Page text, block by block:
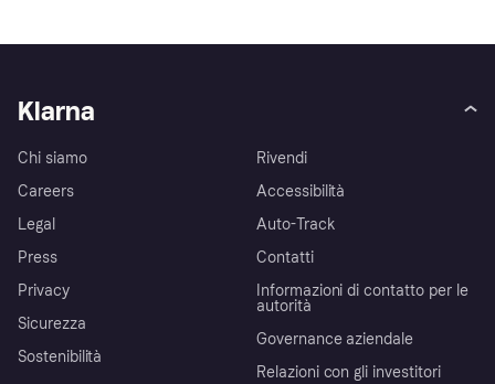
Klarna
Chi siamo
Careers
Legal
Press
Privacy
Sicurezza
Sostenibilità
Rivendi
Accessibilità
Auto-Track
Contatti
Informazioni di contatto per le
autorità
Governance aziendale
Relazioni con gli investitori